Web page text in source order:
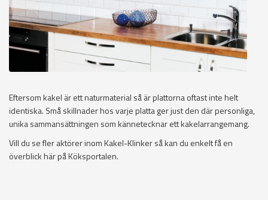
Eftersom kakel är ett naturmaterial så är plattorna oftast inte helt
identiska. Små skillnader hos varje platta ger just den där personliga,
unika sammansättningen som kännetecknar ett kakelarrangemang.
Vill du se fler aktörer inom Kakel-Klinker så kan du enkelt få en
överblick här på Köksportalen.